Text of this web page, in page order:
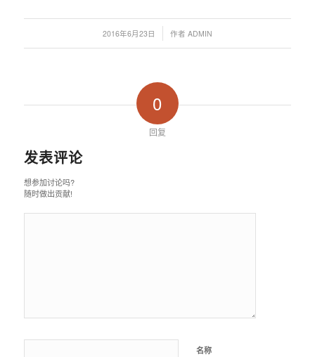
2016年6月23日
/ 作者 ADMIN
0
回复
发表评论
想参加讨论吗?
随时做出贡献!
名称